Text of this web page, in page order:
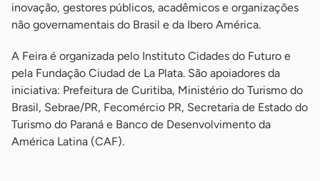
inovação, gestores públicos, acadêmicos e organizações
não governamentais do Brasil e da Ibero América.
A Feira é organizada pelo Instituto Cidades do Futuro e
pela Fundação Ciudad de La Plata. São apoiadores da
iniciativa: Prefeitura de Curitiba, Ministério do Turismo do
Brasil, Sebrae/PR, Fecomércio PR, Secretaria de Estado do
Turismo do Paraná e Banco de Desenvolvimento da
América Latina (CAF).